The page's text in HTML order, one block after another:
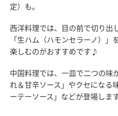
定）も。
西洋料理では、目の前で切り出
「生ハム（ハモンセラーノ）
楽しむのがおすすめです♪
中国料理では、一皿で二つの味
れ＆甘辛ソース」やクセになる
ーテーソース」などが登場します